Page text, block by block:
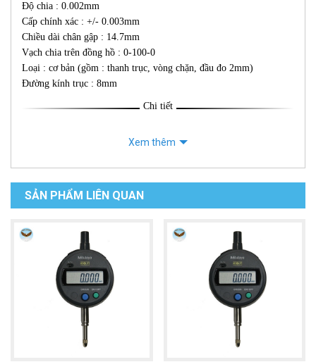
Độ chia : 0.002mm
Cấp chính xác : +/- 0.003mm
Chiều dài chân gập : 14.7mm
Vạch chia trên đồng hồ : 0-100-0
Loại : cơ bản (gồm : thanh trục, vòng chặn, đầu đo 2mm)
Đường kính trục : 8mm
Chi tiết
Xem thêm
SẢN PHẨM LIÊN QUAN